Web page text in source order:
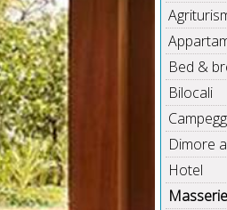
Bed &
Bilocali
Dimore
Hotel
Masserie